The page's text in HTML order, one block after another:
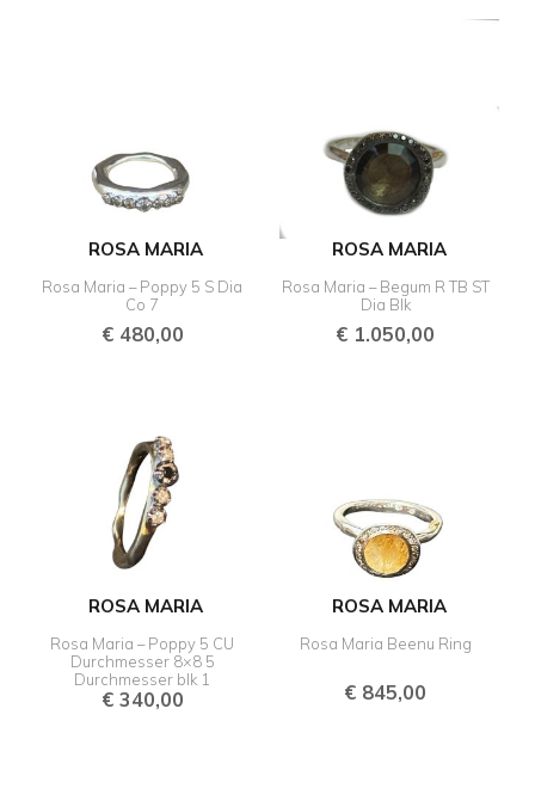
ROSA MARIA
Rosa Maria – Poppy 5 S Dia
Co 7
€480,00
ROSA MARIA
Rosa Maria – Begum R TB ST
Dia Blk
€ 1.050,00
ROSA MARIA
Rosa Maria – Poppy 5 CU
Durchmesser 8×8 5
Durchmesser blk 1
€340,00
ROSA MARIA
Rosa Maria Beenu Ring
€ 845,00